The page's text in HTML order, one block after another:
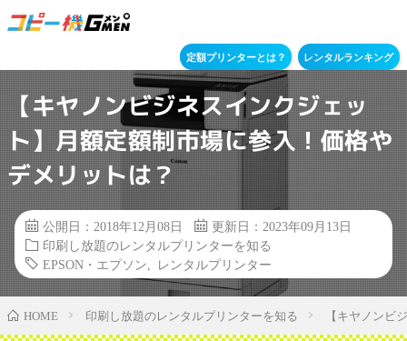
定額プリンターとは？ レンタルランキング
【キヤノンビジネスインクジェッ
ト】月額定額制市場に参入！価格や
デメリットは？
公開日：2018年12月08日
更新日：2023年09月13日
印刷し放題のレンタルプリンターを知る
EPSON・エプソン
レンタルプリンター
HOME 印刷し放題のレンタルプリンターを知る 【キヤノンビ